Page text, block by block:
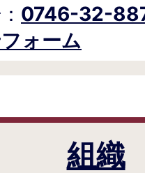
0746-32-
ォーム
組織